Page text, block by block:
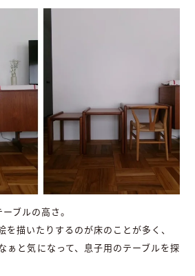
ブルの高さ。
を描いたりするのが床のことが多く、
ぁと気になって、息子用のテーブルを探